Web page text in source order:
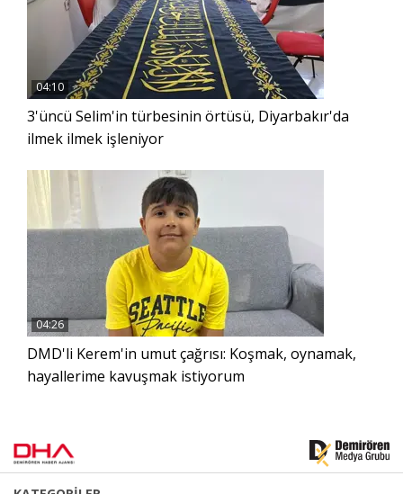
04:10
3'üncü Selim'in türbesinin örtüsü, Diyarbakır'da
ilmek ilmek işleniyor
04:26
DMD'li Kerem'in umut çağrısı: Koşmak, oynamak,
hayallerime kavuşmak istiyorum